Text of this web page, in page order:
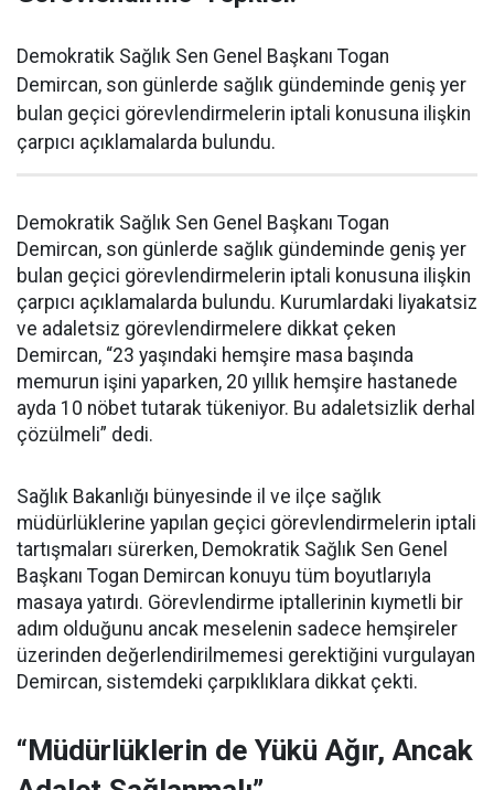
Demokratik Sağlık Sen Genel Başkanı Togan
Demircan, son günlerde sağlık gündeminde geniş yer
bulan geçici görevlendirmelerin iptali konusuna ilişkin
çarpıcı açıklamalarda bulundu.
Demokratik Sağlık Sen Genel Başkanı Togan
Demircan, son günlerde sağlık gündeminde geniş yer
bulan geçici görevlendirmelerin iptali konusuna ilişkin
çarpıcı açıklamalarda bulundu. Kurumlardaki liyakatsiz
ve adaletsiz görevlendirmelere dikkat çeken
Demircan, “23 yaşındaki hemşire masa başında
memurun işini yaparken, 20 yıllık hemşire hastanede
ayda 10 nöbet tutarak tükeniyor. Bu adaletsizlik derhal
çözülmeli” dedi.
Sağlık Bakanlığı bünyesinde il ve ilçe sağlık
müdürlüklerine yapılan geçici görevlendirmelerin iptali
tartışmaları sürerken, Demokratik Sağlık Sen Genel
Başkanı Togan Demircan konuyu tüm boyutlarıyla
masaya yatırdı. Görevlendirme iptallerinin kıymetli bir
adım olduğunu ancak meselenin sadece hemşireler
üzerinden değerlendirilmemesi gerektiğini vurgulayan
Demircan, sistemdeki çarpıklıklara dikkat çekti.
“Müdürlüklerin de Yükü Ağır, Ancak